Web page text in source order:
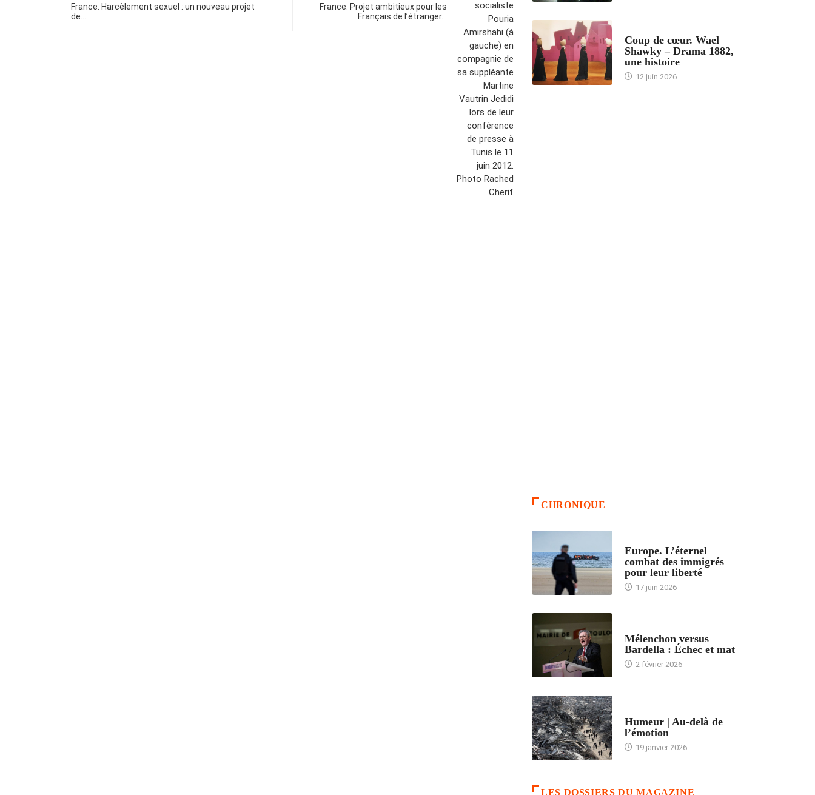
France. Harcèlement sexuel : un nouveau projet
de…
France. Projet ambitieux pour les
Français de l’étranger…
Coup de cœur. Wael
Shawky – Drama 1882,
une histoire
12 juin 2026
CHRONIQUE
Europe. L’éternel
combat des immigrés
pour leur liberté
17 juin 2026
Mélenchon versus
Bardella : Échec et mat
2 février 2026
Humeur | Au-delà de
l’émotion
19 janvier 2026
LES DOSSIERS DU MAGAZINE